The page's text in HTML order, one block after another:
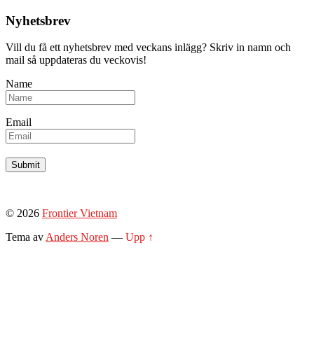
Nyhetsbrev
Vill du få ett nyhetsbrev med veckans inlägg? Skriv in namn och
mail så uppdateras du veckovis!
Name
Email
© 2026 Frontier Vietnam
Tema avAnders Noren — Upp ↑